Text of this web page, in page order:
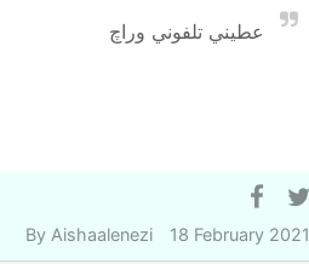
عطيني تلفوني وراچ
By Aishaalenezi 18 February 2021